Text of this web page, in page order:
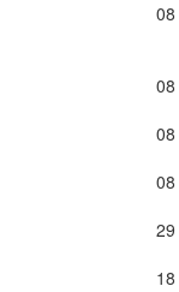
08
08
08
08